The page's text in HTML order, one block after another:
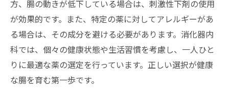
方、腸の動きが低下している場合は、刺激性下剤の使用
が効果的です。また、特定の薬に対してアレルギーがあ
る場合は、その成分を避ける必要があります。消化器内
科では、個々の健康状態や生活習慣を考慮し、一人ひと
りに最適な薬の選定を行っています。正しい選択が健康
な腸を育む第一歩です。